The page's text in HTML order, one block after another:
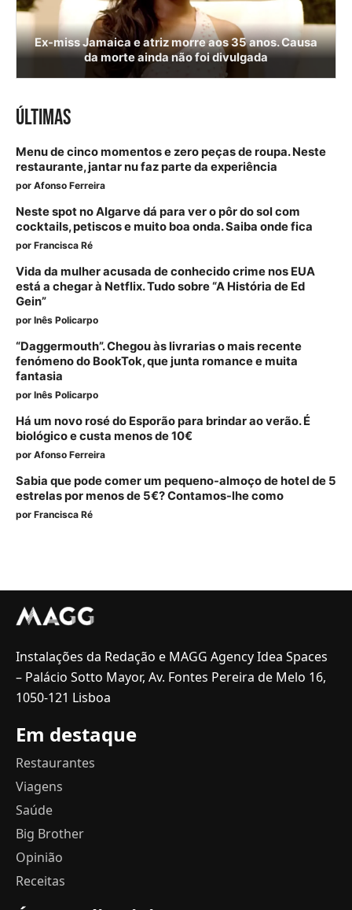
Ex-miss Jamaica e atriz morre aos 35 anos. Causa
da morte ainda não foi divulgada
ÚLTIMAS
Menu de cinco momentos e zero peças de roupa. Neste
restaurante, jantar nu faz parte da experiência
por Afonso Ferreira
Neste spot no Algarve dá para ver o pôr do sol com
cocktails, petiscos e muito boa onda. Saiba onde fica
por Francisca Ré
Vida da mulher acusada de conhecido crime nos EUA
está a chegar à Netflix. Tudo sobre “A História de Ed
Gein”
por Inês Policarpo
“Daggermouth”. Chegou às livrarias o mais recente
fenómeno do BookTok, que junta romance e muita
fantasia
por Inês Policarpo
Há um novo rosé do Esporão para brindar ao verão. É
biológico e custa menos de 10€
por Afonso Ferreira
Sabia que pode comer um pequeno-almoço de hotel de 5
estrelas por menos de 5€? Contamos-lhe como
por Francisca Ré
Instalações da Redação e MAGG Agency Idea Spaces
– Palácio Sotto Mayor, Av. Fontes Pereira de Melo 16,
1050-121 Lisboa
Em destaque
Restaurantes
Viagens
Saúde
Big Brother
Opinião
Receitas